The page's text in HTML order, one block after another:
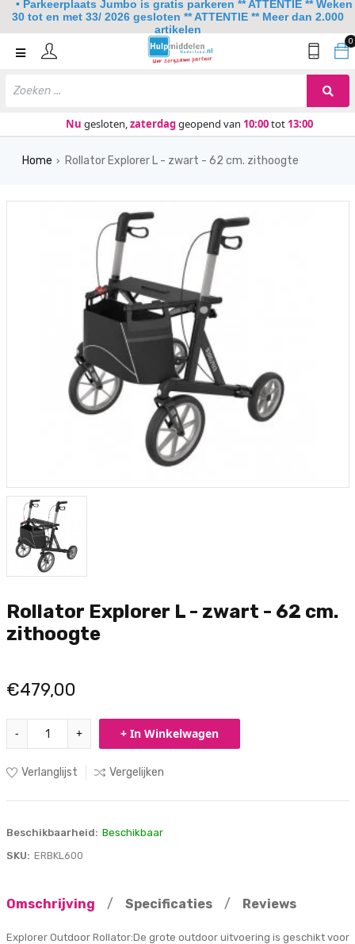
0
Nu gesloten,zaterdaggeopend van 10:00tot 13:00
Home
Lezen en schrijven
Home › Rollator Explorer L - zwart - 62 cm. zithoogte
Rollator Explorer L - zwart - 62 cm.
zithoogte
€479,00
- + + In Winkelwagen
Verlanglijst Vergelijken
Beschikbaarheid: Beschikbaar
SKU: ERBKL600
Omschrijving / Specificaties / Reviews
Explorer Outdoor Rollator:De grote outdoor uitvoering is geschikt voor
• Parkeerplaats Jumbo is gratis parkeren ** ATTENTIE ** Weken
30 tot en met 33/ 2026 gesloten ** ATTENTIE ** Meer dan 2.000
artikelen